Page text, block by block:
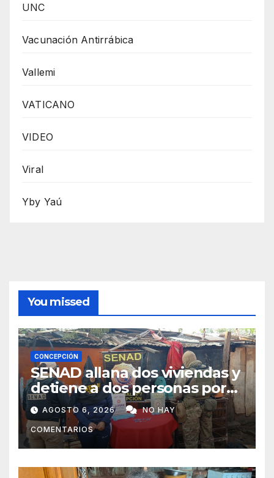
UNC
Vacunación Antirrábica
Vallemi
VATICANO
VIDEO
Viral
Yby Yaú
You missed
CONCEPCIÓN
SENAD allana dos viviendas y
detiene a dos personas por
presunto microtráfico en
Concepción
AGOSTO 6, 2026 NO HAY
COMENTARIOS